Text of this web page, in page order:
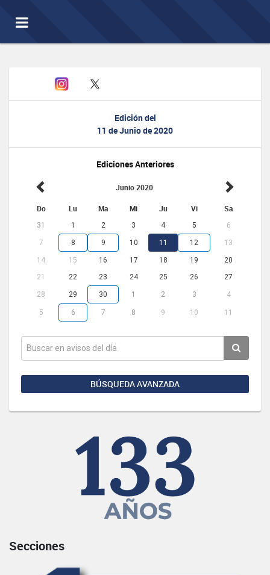
Toggle
navigation
Edición del
11 de Junio de 2020
Ediciones Anteriores
Junio 2020
Do Lu Ma Mi Ju Vi Sa
31 1 2 3 4 5 6
7 8 9 10 11 12 13
14 15 16 17 18 19
20
21
22 23 24 25 26 27
28 29 30 1 2 3 4
5 6 7 8 9 10 11
BÚSQUEDA AVANZADA
Secciones